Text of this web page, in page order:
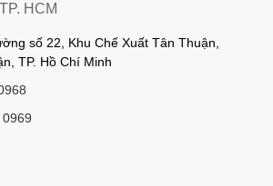
HCM
số 22, Khu Chế Xuất Tân Thuận,
TP. Hồ Chí Minh